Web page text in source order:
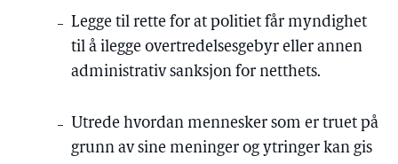
Legge til rette for at politiet får myndighet
til å ilegge overtredelsesgebyr eller annen
administrativ sanksjon for netthets.
Utrede hvordan mennesker som er truet på
grunn av sine meninger og ytringer kan gis